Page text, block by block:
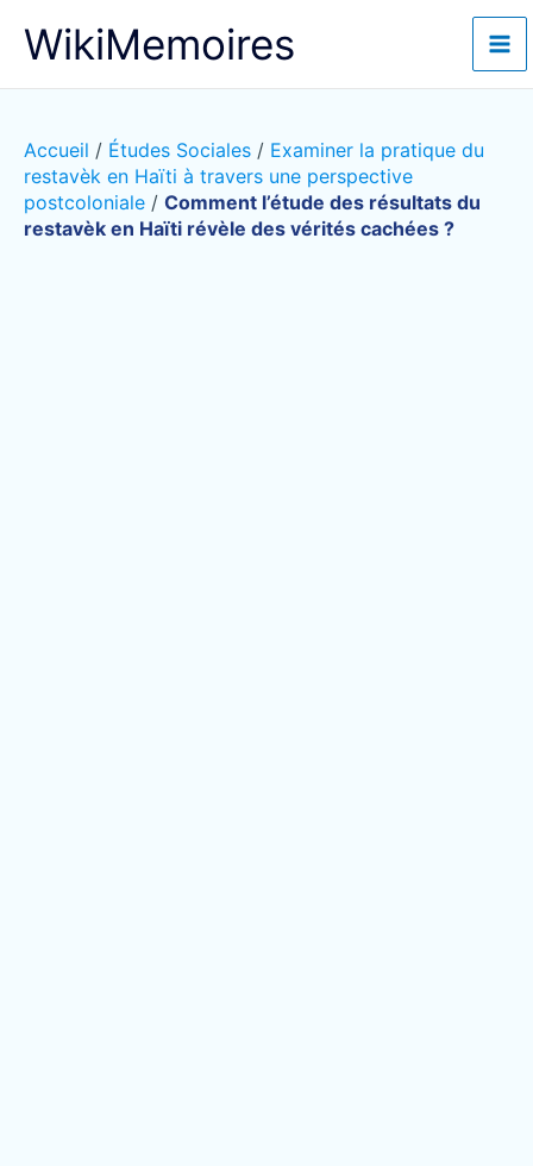
WikiMemoires
Accueil / Études Sociales / Examiner la pratique du
restavèk en Haïti à travers une perspective
postcoloniale / Comment l’étude des résultats du
restavèk en Haïti révèle des vérités cachées ?